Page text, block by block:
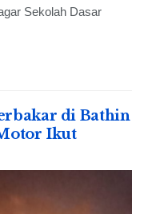
Sekolah Dasar
di Bathin
Ikut